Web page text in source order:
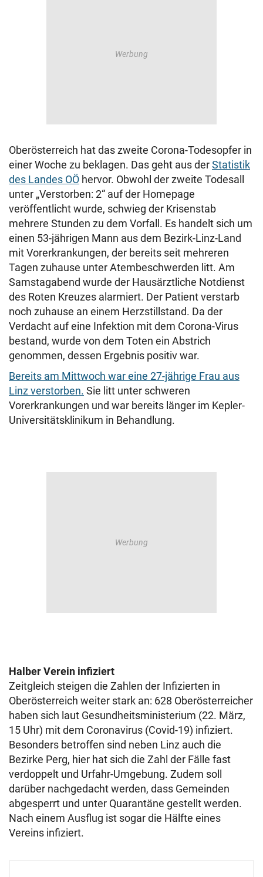
Oberösterreich hat das zweite Corona-Todesopfer in
einer Woche zu beklagen. Das geht aus derStatistik
des Landes OÖ hervor. Obwohl der zweite Todesall
unter „Verstorben: 2“ auf der Homepage
veröffentlicht wurde, schwieg der Krisenstab
mehrere Stunden zu dem Vorfall. Es handelt sich um
einen 53-jährigen Mann aus dem Bezirk-Linz-Land
mit Vorerkrankungen, der bereits seit mehreren
Tagen zuhause unter Atembeschwerden litt. Am
Samstagabend wurde der Hausärztliche Notdienst
des Roten Kreuzes alarmiert. Der Patient verstarb
noch zuhause an einem Herzstillstand. Da der
Verdacht auf eine Infektion mit dem Corona-Virus
bestand, wurde von dem Toten ein Abstrich
genommen, dessen Ergebnis positiv war.
Bereits am Mittwoch war eine 27-jährige Frau aus
Linz verstorben. Sie litt unter schweren
Vorerkrankungen und war bereits länger im Kepler-
Universitätsklinikum in Behandlung.
Halber Verein infiziert
Zeitgleich steigen die Zahlen der Infizierten in
Oberösterreich weiter stark an: 628 Oberösterreicher
haben sich laut Gesundheitsministerium (22. März,
15 Uhr) mit dem Coronavirus (Covid-19) infiziert.
Besonders betroffen sind neben Linz auch die
Bezirke Perg, hier hat sich die Zahl der Fälle fast
verdoppelt und Urfahr-Umgebung. Zudem soll
darüber nachgedacht werden, dass Gemeinden
abgesperrt und unter Quarantäne gestellt werden.
Nach einem Ausflug ist sogar die Hälfte eines
Vereins infiziert.